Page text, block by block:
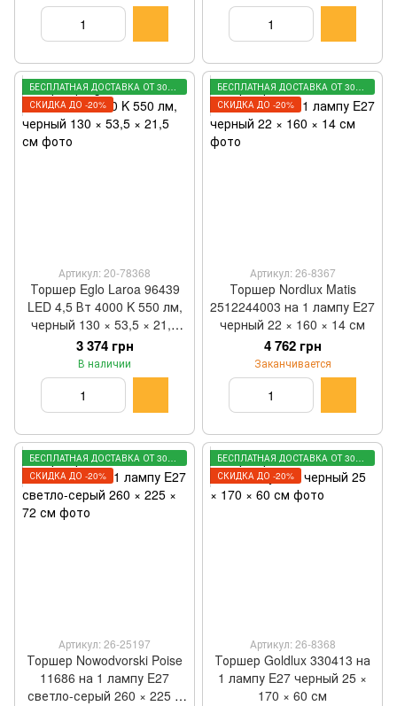
БЕСПЛАТНАЯ ДОСТАВКА ОТ 3000 ГРН
СКИДКА ДО -20%
Артикул: 20-78368
Торшер Eglo Laroa 96439
LED 4,5 Вт 4000 K 550 лм,
черный 130 × 53,5 × 21,5
см
3 374 грн
В наличии
БЕСПЛАТНАЯ ДОСТАВКА ОТ 3000 ГРН
СКИДКА ДО -20%
Артикул: 26-8367
Торшер Nordlux Matis
2512244003 на 1 лампу E27
черный 22 × 160 × 14 см
4 762 грн
Заканчивается
БЕСПЛАТНАЯ ДОСТАВКА ОТ 3000 ГРН
СКИДКА ДО -20%
Артикул: 26-25197
Торшер Nowodvorski Poise
11686 на 1 лампу E27
светло-серый 260 × 225 ×
БЕСПЛАТНАЯ ДОСТАВКА ОТ 3000 ГРН
СКИДКА ДО -20%
Артикул: 26-8368
Торшер Goldlux 330413 на
1 лампу E27 черный 25 ×
170 × 60 см